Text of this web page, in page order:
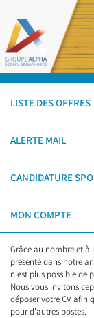
LISTE DES OFFRES
ALERTE MAIL
CANDIDATURE
MON COMPTE
Grâce au nombre et à
présenté dans notre
n'est plus possible de
Nous vous invitons
déposer votre CV afin
pour d'autres postes.